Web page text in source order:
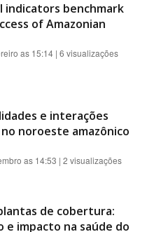
indicators benchmark
of Amazonian
as 15:14 | 6 visualizações
e interações
noroeste amazônico
as 14:53 | 2 visualizações
de cobertura:
e impacto na saúde do